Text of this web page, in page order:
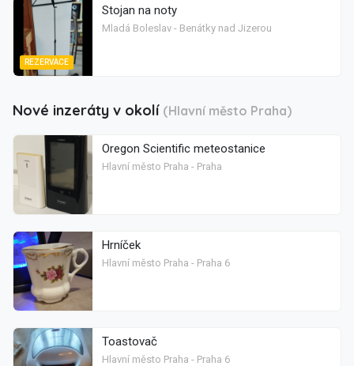
REZERVACE
Stojan na noty
Mladá Boleslav - Benátky nad Jizerou
Nové inzeráty v okolí (Hlavní město Praha)
Oregon Scientific meteostanice
Hlavní město Praha - Praha
Hrníček
Hlavní město Praha - Praha 6
Toastovač
Hlavní město Praha - Praha 6